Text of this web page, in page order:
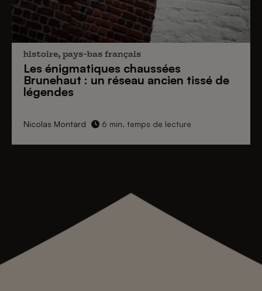
histoire, pays-bas français
Les énigmatiques chaussées
Brunehaut : un réseau ancien tissé de
légendes
Nicolas Montard 6 min. temps de lecture